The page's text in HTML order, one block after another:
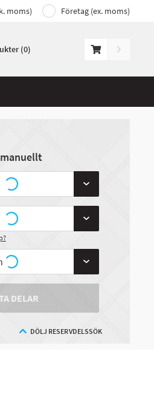
moms) Företag (ex. moms)
(0)
DELAR
DÖLJ RESERVDELSSÖK